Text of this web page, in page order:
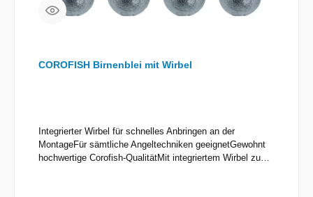
COROFISH Birnenblei mit Wirbel
Integrierter Wirbel für schnelles Anbringen an der
MontageFür sämtliche Angeltechniken geeignetGewohnt
hochwertige Corofish-QualitätMit integriertem Wirbel zum